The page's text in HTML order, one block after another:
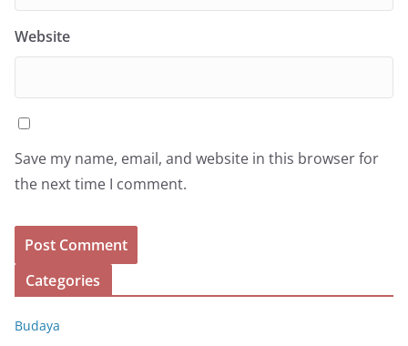
Website
Save my name, email, and website in this browser for
the next time I comment.
Categories
Budaya